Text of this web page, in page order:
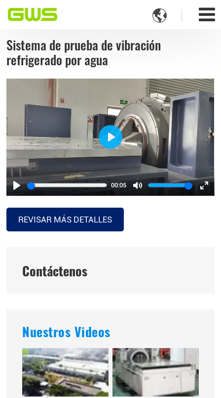

Sistema de prueba de vibración
refrigerado por agua
Play
00:05
Mute
Play
REVISAR MÁS DETALLES
Contáctenos
Nuestros Videos